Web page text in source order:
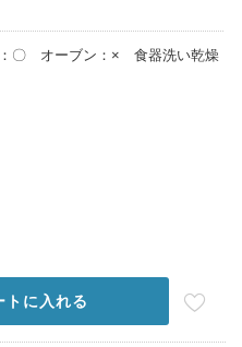
〇 オーブン：× 食器洗い乾燥
トに入れる